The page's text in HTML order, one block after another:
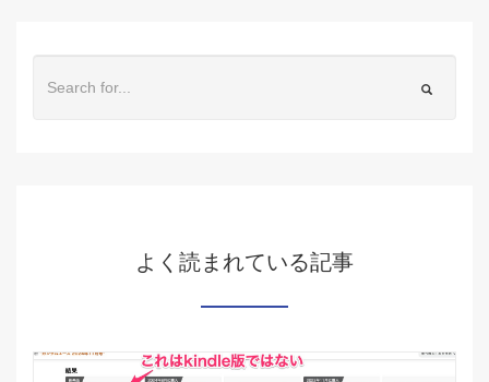
よく読まれている記事